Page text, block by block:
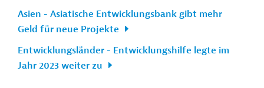
Asien - Asiatische Entwicklungsbank gibt mehr
Geld für neue Projekte
Entwicklungsländer - Entwicklungshilfe legte im
Jahr 2023 weiter zu